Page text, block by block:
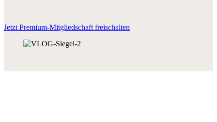
Jetzt Premium-Mitgliedschaft freischalten